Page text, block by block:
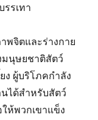
รเทา
พจิตและร่างกาย
มนุษยชาติสัตว์
ง ผู้บริโภคกำลัง
ได้สำหรับสัตว์
ห้พวกเขาแข็ง